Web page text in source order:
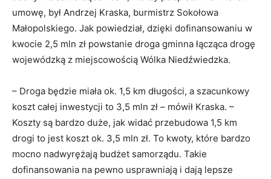
umowę, był Andrzej Kraska, burmistrz Sokołowa
Małopolskiego. Jak powiedział, dzięki dofinansowaniu w
kwocie 2,5 mln zł powstanie droga gminna łącząca drogę
wojewódzką z miejscowością Wólka Niedźwiedzka.
– Droga będzie miała ok. 1,5 km długości, a szacunkowy
koszt całej inwestycji to 3,5 mln zł – mówił Kraska. –
Koszty są bardzo duże, jak widać przebudowa 1,5 km
drogi to jest koszt ok. 3,5 mln zł. To kwoty, które bardzo
mocno nadwyrężają budżet samorządu. Takie
dofinansowania na pewno usprawniają i dają lepsze